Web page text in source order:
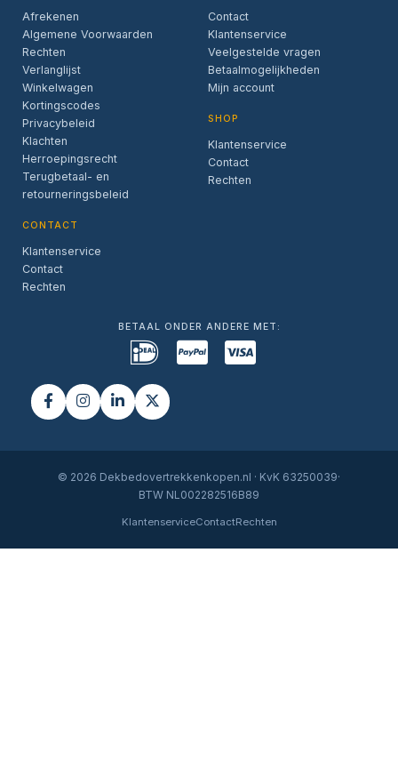
Afrekenen
Algemene Voorwaarden
Rechten
Verlanglijst
Winkelwagen
Kortingscodes
Privacybeleid
Klachten
Herroepingsrecht
Terugbetaal- en
retourneringsbeleid
CONTACT
Klantenservice
Contact
Rechten
Contact
Klantenservice
Veelgestelde vragen
Betaalmogelijkheden
Mijn account
SHOP
Klantenservice
Contact
Rechten
BETAAL ONDER ANDERE MET:
© 2026 Dekbedovertrekkenkopen.nl · KvK 63250039·
BTW NL002282516B89
KlantenserviceContactRechten